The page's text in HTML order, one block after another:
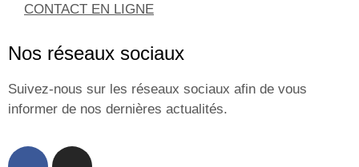
CONTACT EN LIGNE
Nos réseaux sociaux
Suivez-nous sur les réseaux sociaux afin de vous
informer de nos dernières actualités.